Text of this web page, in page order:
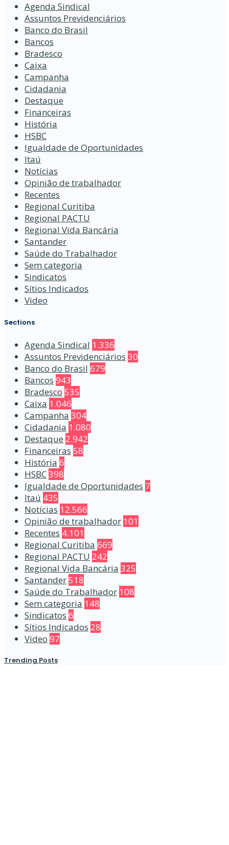
Agenda Sindical
Assuntos Previdenciários
Banco do Brasil
Bancos
Bradesco
Caixa
Campanha
Cidadania
Destaque
Financeiras
História
HSBC
Igualdade de Oportunidades
Itaú
Notícias
Opinião de trabalhador
Recentes
Regional Curitiba
Regional PACTU
Regional Vida Bancária
Santander
Saúde do Trabalhador
Sem categoria
Sindicatos
Sítios Indicados
Video
Sections
Agenda Sindical 1.336
Assuntos Previdenciários 30
Banco do Brasil 679
Bancos 943
Bradesco 535
Caixa 1.046
Campanha 304
Cidadania 1.080
Destaque 2.942
Financeiras 58
História 6
HSBC398
Igualdade de Oportunidades 7
Itaú 435
Notícias 12.566
Opinião de trabalhador 101
Recentes 4.101
Regional Curitiba 669
Regional PACTU 242
Regional Vida Bancária 325
Santander518
Saúde do Trabalhador 108
Sem categoria 148
Sindicatos 6
Sítios Indicados 28
Video 97
Trending Posts